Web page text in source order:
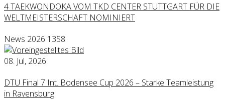
4 TAEKWONDOKA VOM TKD CENTER STUTTGART FÜR DIE
WELTMEISTERSCHAFT NOMINIERT
News 2026 1358
08. Jul, 2026
DTU Final 7 Int. Bodensee Cup 2026 – Starke Teamleistung
in Ravensburg